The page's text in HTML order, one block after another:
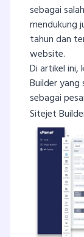
sebagai
mendukung
tahun dan
website.
Di artikel ini,
Builder
sebagai
Sitejet